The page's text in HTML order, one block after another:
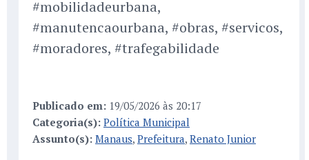
#mobilidadeurbana,
#manutencaourbana, #obras, #servicos,
#moradores, #trafegabilidade
Publicado em: 19/05/2026 às 20:17
Categoria(s): Política Municipal
Assunto(s): Manaus, Prefeitura, Renato Junior